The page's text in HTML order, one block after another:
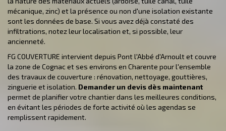
mécanique, zinc) et la présence ou non d'une isolation existante
sont les données de base. Si vous avez déjà constaté des
infiltrations, notez leur localisation et, si possible, leur
ancienneté.
FG COUVERTURE intervient depuis Pont l'Abbé d'Arnoult et couvre
la zone de Cognac et ses environs en Charente pour l'ensemble
des travaux de couverture : rénovation, nettoyage, gouttières,
zinguerie et isolation. Demander un devis dès maintenant
permet de planifier votre chantier dans les meilleures conditions,
en évitant les périodes de forte activité où les agendas se
remplissent rapidement.